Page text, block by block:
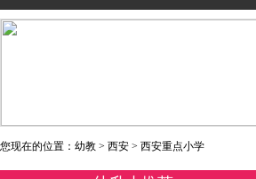
您现在的位置： 幼教 > 西安 > 西安重点小学